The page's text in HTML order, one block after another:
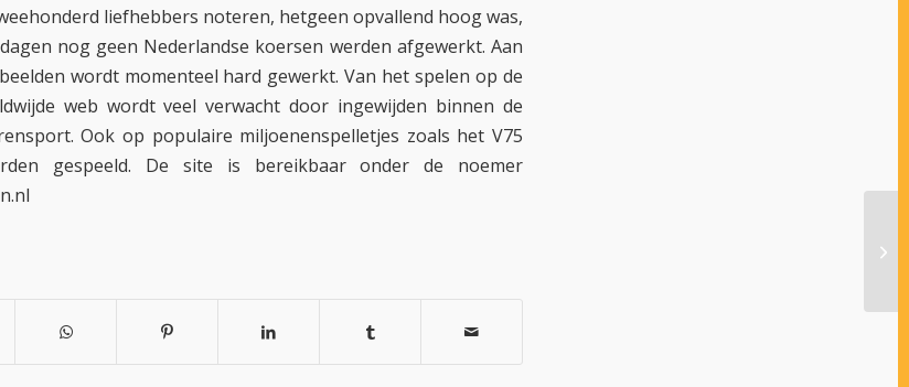
liefhebbers noteren, hetgeen opvallend hoog was,
nog geen Nederlandse koersen werden afgewerkt. Aan
wordt momenteel hard gewerkt. Van het spelen op de
web wordt veel verwacht door ingewijden binnen de
Ook op populaire miljoenenspelletjes zoals het V75
gespeeld. De site is bereikbaar onder de noemer